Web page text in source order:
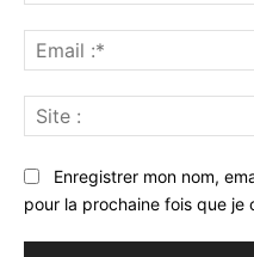
Enregistrer mon nom,
pour la prochaine fois que je